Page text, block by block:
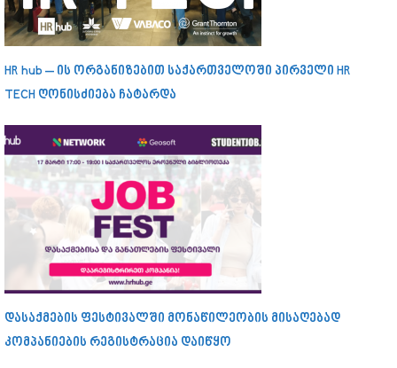
HR hub – ის ორგანიზებით საქართველოში პირველი HR
TECH ღონისძიება ჩატარდა
დასაქმების ფესტივალში მონაწილეობის მისაღებად
კომპანიების რეგისტრაცია დაიწყო